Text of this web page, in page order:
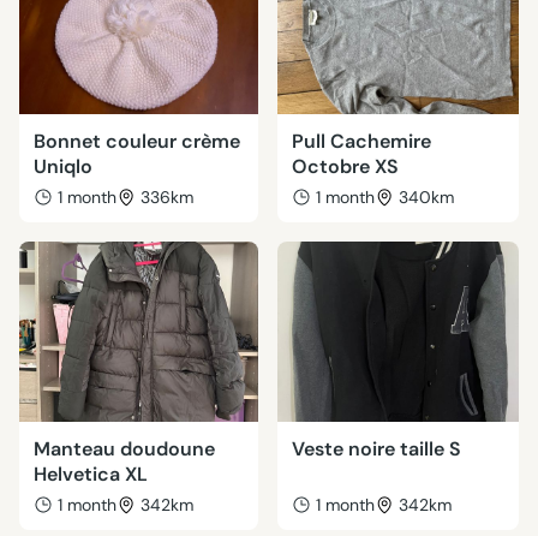
Bonnet couleur crème
Uniqlo
1 month 336km
Pull Cachemire
Octobre XS
1 month 340km
Manteau doudoune
Helvetica XL
1 month 342km
Veste noire taille S
1 month 342km